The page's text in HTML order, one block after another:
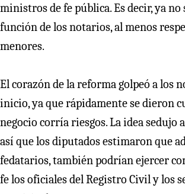
ministros de fe pública. Es decir, ya no
función de los notarios, al menos
menores.
El corazón de la reforma golpeó a los
inicio, ya que rápidamente se dieron
negocio corría riesgos. La idea sedujo
así que los diputados estimaron que
fedatarios, también podrían ejercer
fe los oficiales del Registro Civil y los